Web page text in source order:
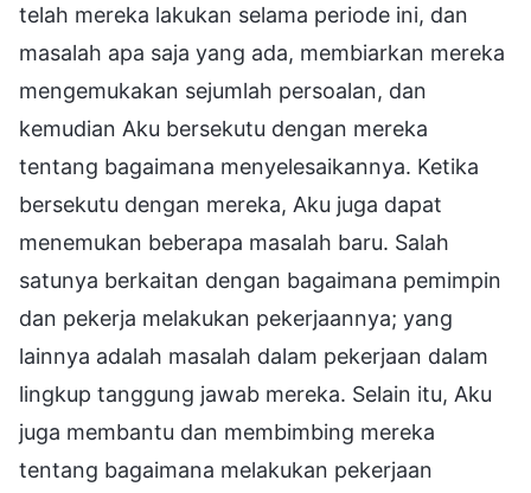
telah mereka lakukan selama periode ini, dan
masalah apa saja yang ada, membiarkan mereka
mengemukakan sejumlah persoalan, dan
kemudian Aku bersekutu dengan mereka
tentang bagaimana menyelesaikannya. Ketika
bersekutu dengan mereka, Aku juga dapat
menemukan beberapa masalah baru. Salah
satunya berkaitan dengan bagaimana pemimpin
dan pekerja melakukan pekerjaannya; yang
lainnya adalah masalah dalam pekerjaan dalam
lingkup tanggung jawab mereka. Selain itu, Aku
juga membantu dan membimbing mereka
tentang bagaimana melakukan pekerjaan